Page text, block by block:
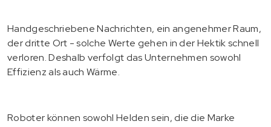
Handgeschriebene Nachrichten, ein angenehmer Raum,
der dritte Ort - solche Werte gehen in der Hektik schnell
verloren. Deshalb verfolgt das Unternehmen sowohl
Effizienz als auch Wärme.
Roboter können sowohl Helden sein, die die Marke